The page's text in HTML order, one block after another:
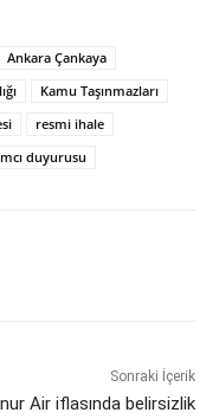
Ankara Çankaya
Kamu Taşınmazları
resmi ihale
duyurusu
Sonraki İçerik
Air iflasında belirsizlik